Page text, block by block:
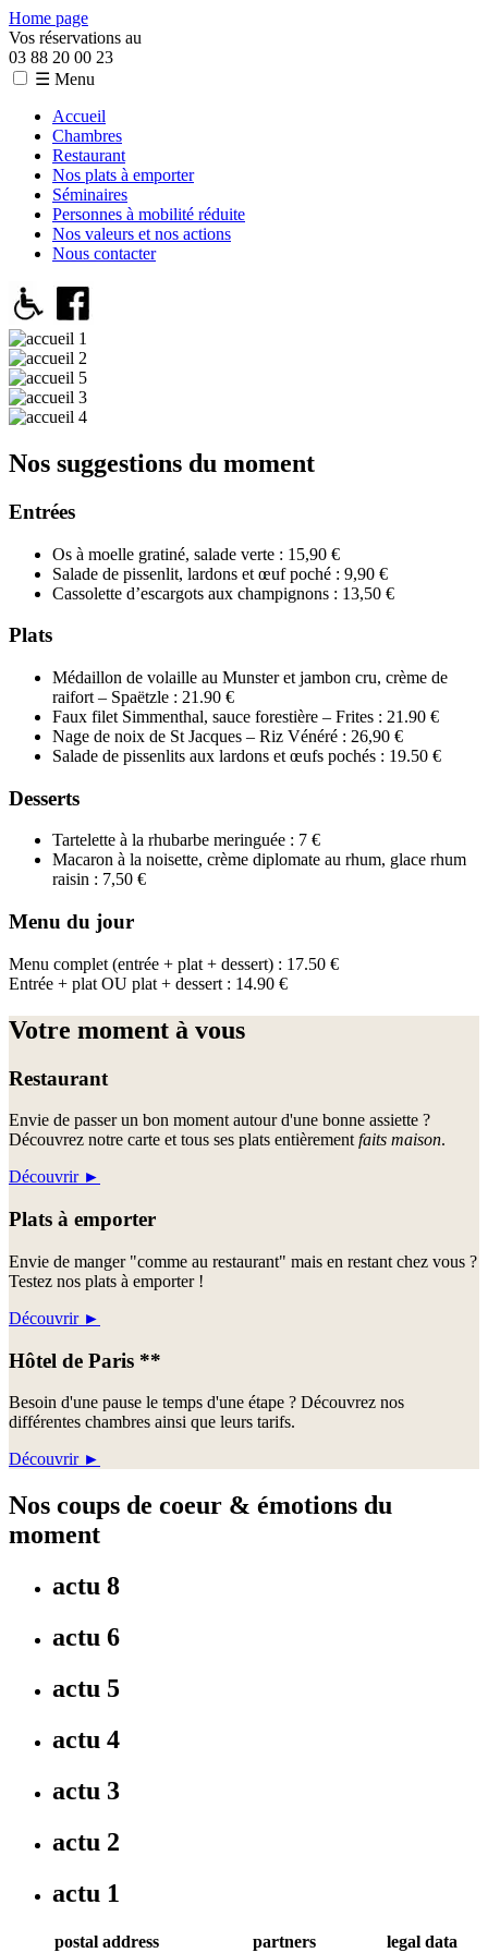
Home page
Vos réservations au
03 88 20 00 23
☰ Menu
Accueil
Chambres
Restaurant
Nos plats à emporter
Séminaires
Personnes à mobilité réduite
Nos valeurs et nos actions
Nous contacter
Nos suggestions du moment
Entrées
Os à moelle gratiné, salade verte : 15,90 €
Salade de pissenlit, lardons et œuf poché : 9,90 €
Cassolette d’escargots aux champignons : 13,50 €
Plats
Médaillon de volaille au Munster et jambon cru, crème de
raifort – Spaëtzle : 21.90 €
Faux filet Simmenthal, sauce forestière – Frites : 21.90 €
Nage de noix de St Jacques – Riz Vénéré : 26,90 €
Salade de pissenlits aux lardons et œufs pochés : 19.50 €
Desserts
Tartelette à la rhubarbe meringuée : 7 €
Macaron à la noisette, crème diplomate au rhum, glace rhum
raisin : 7,50 €
Menu du jour
Menu complet (entrée + plat + dessert) : 17.50 €
Entrée + plat OU plat + dessert : 14.90 €
Votre moment à vous
Restaurant
Envie de passer un bon moment autour d'une bonne assiette ?
Découvrez notre carte et tous ses plats entièrement faits maison.
Découvrir►
Plats à emporter
Envie de manger "comme au restaurant" mais en restant chez vous ?
Testez nos plats à emporter !
Découvrir►
Hôtel de Paris **
Besoin d'une pause le temps d'une étape ? Découvrez nos
différentes chambres ainsi que leurs tarifs.
Découvrir►
Nos coups de coeur & émotions du
moment
actu 8
actu 6
actu 5
actu 4
actu 3
actu 2
actu 1
postal address partners legal data